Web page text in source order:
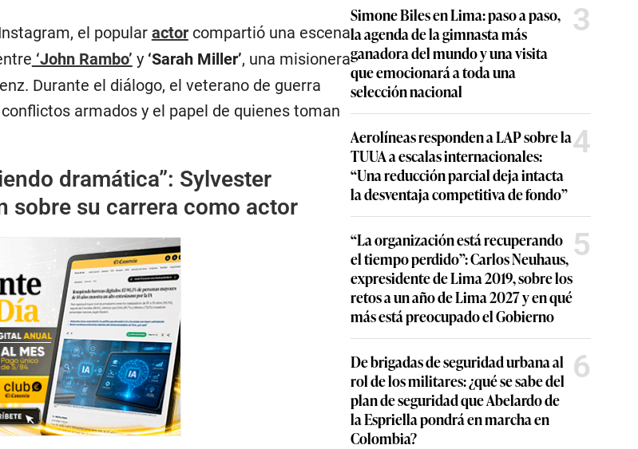
el popular actorcompartió una escena
‘John Rambo’ y ‘Sarah Miller’, una misionera
Durante el diálogo, el veterano de guerra
armados y el papel de quienes toman
dramática”: Sylvester
sobre su carrera como actor
Simone Biles en Lima: paso a paso,
la agenda de la gimnasta más
ganadora del mundo y una visita
que emocionará a toda una
selección nacional
3
Aerolíneas responden a LAP sobre la
TUUA a escalas internacionales:
“Una reducción parcial deja intacta
la desventaja competitiva de fondo”
4
“La organización está recuperando
el tiempo perdido”: Carlos Neuhaus,
expresidente de Lima 2019, sobre los
retos a un año de Lima 2027 y en qué
más está preocupado el Gobierno
5
De brigadas de seguridad urbana al
rol de los militares: ¿qué se sabe del
plan de seguridad que Abelardo de
la Espriella pondrá en marcha en
Colombia?
6